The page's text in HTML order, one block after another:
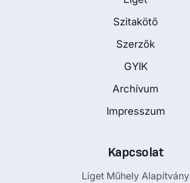
Szitakötő
Szerzők
GYIK
Archívum
Impresszum
Kapcsolat
Liget Műhely Alapítvány